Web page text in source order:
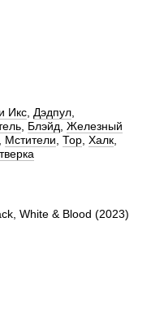
Икс, Дэдпул,
, Блэйд, Железный
, Мстители, Тор, Халк,
White & Blood (2023)